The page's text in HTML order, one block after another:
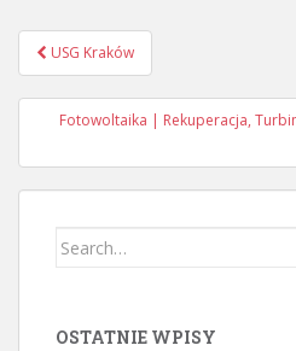
Post
navigation
USG Kraków
Fotowoltaika | Rekuperacja,
Search
OSTATNIE WPISY